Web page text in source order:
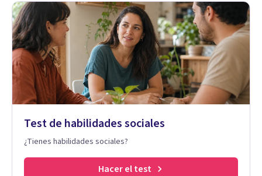
Test de habilidades sociales
¿Tienes habilidades sociales?
Hacer el test